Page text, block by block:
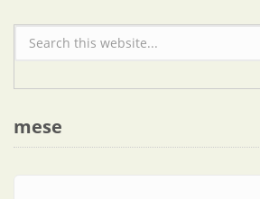
Formulario de búsqueda
mese